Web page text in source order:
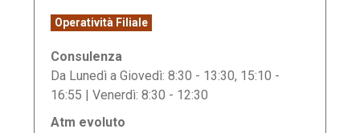
Operatività Filiale
Consulenza
Da Lunedì a Giovedì: 8:30 - 13:30, 15:10 -
16:55 | Venerdì: 8:30 - 12:30
Atm evoluto